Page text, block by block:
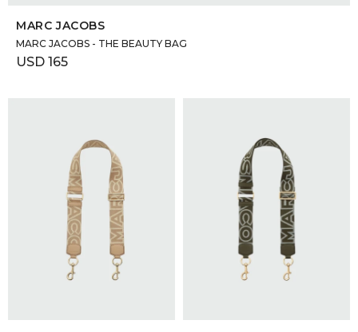
MARC JACOBS
MARC JACOBS - THE BEAUTY BAG
USD 165